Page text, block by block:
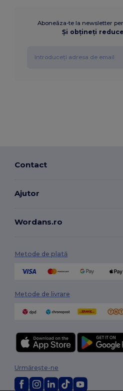
Aboneăza-te la newsletter
Și obțineți
Contact
Ajutor
Wordans.ro
Metode de plată
Metode de livrare
Urmărește-ne